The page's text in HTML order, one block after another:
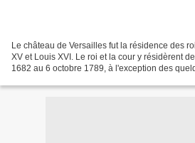
Le château de Versailles fut la résidence des
XV et Louis XVI. Le roi et la cour y résidèrent
1682 au 6 octobre 1789, à l'exception des